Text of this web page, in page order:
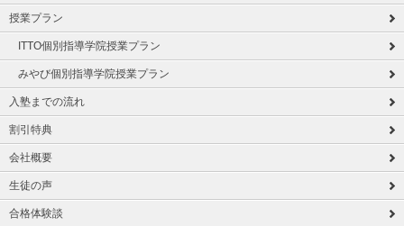
授業プラン
ITTO個別指導学院授業プラン
みやび個別指導学院授業プラン
入塾までの流れ
割引特典
会社概要
生徒の声
合格体験談